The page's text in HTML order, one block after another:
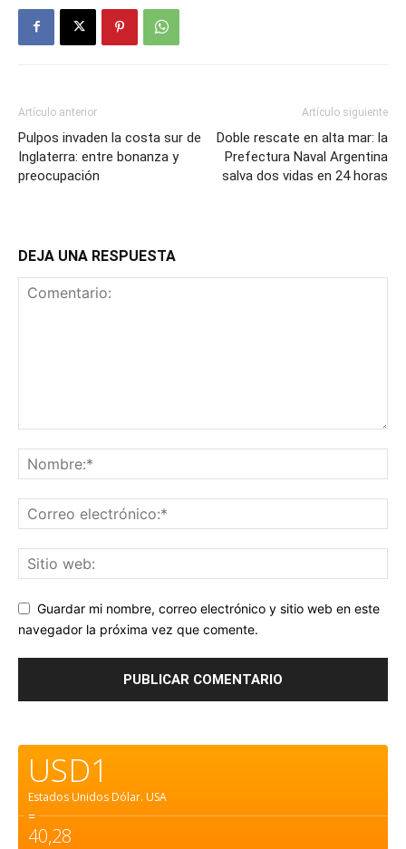
Artículo anterior
Pulpos invaden la costa sur de
Inglaterra: entre bonanza y
preocupación
Artículo siguiente
Doble rescate en alta mar: la
Prefectura Naval Argentina
salva dos vidas en 24 horas
DEJA UNA RESPUESTA
Guardar mi nombre, correo electrónico y sitio web en este
navegador la próxima vez que comente.
USD1
Estados Unidos Dólar. USA
=
40,28